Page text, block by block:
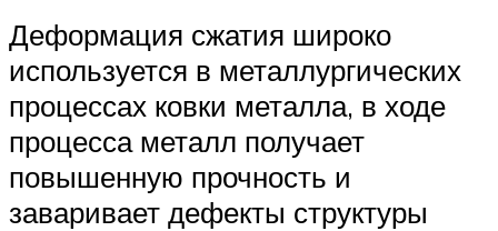
Деформация сжатия широко
используется в металлургических
процессах ковки металла, в ходе
процесса металл получает
повышенную прочность и
заваривает дефекты структуры